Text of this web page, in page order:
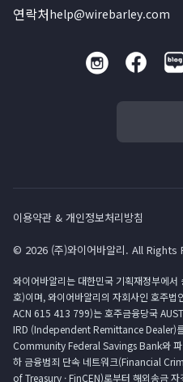
연락처help@wirebarley.com
이용약관 & 개인정보처리방침
© 2026 (주)와이어바알리. All
와이어바알리는 대한민국 기획재정부에
호)이며, 와이어바알리의 자회사인 호주
ACN 615 413 799)는 호주금융당국
IRD (Independent Remittance Dealer)
Community Federal Savings Bank와 파
하 금융범죄 단속 네트워크(Financial
of Treasury · FinCEN)로부터 해외송금